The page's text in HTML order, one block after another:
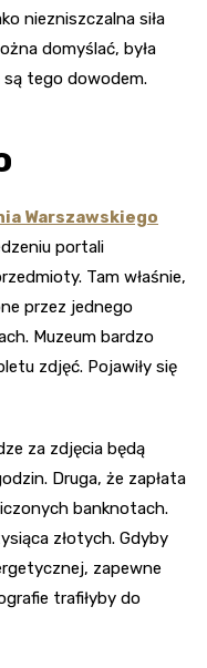
niezniszczalna siła
domyślać, była
są tego dowodem.
Warszawskiego
portali
Tam właśnie,
przez jednego
Muzeum bardzo
zdjęć. Pojawiły się
za zdjęcia będą
Druga, że zapłata
banknotach.
złotych. Gdyby
zapewne
trafiłyby do